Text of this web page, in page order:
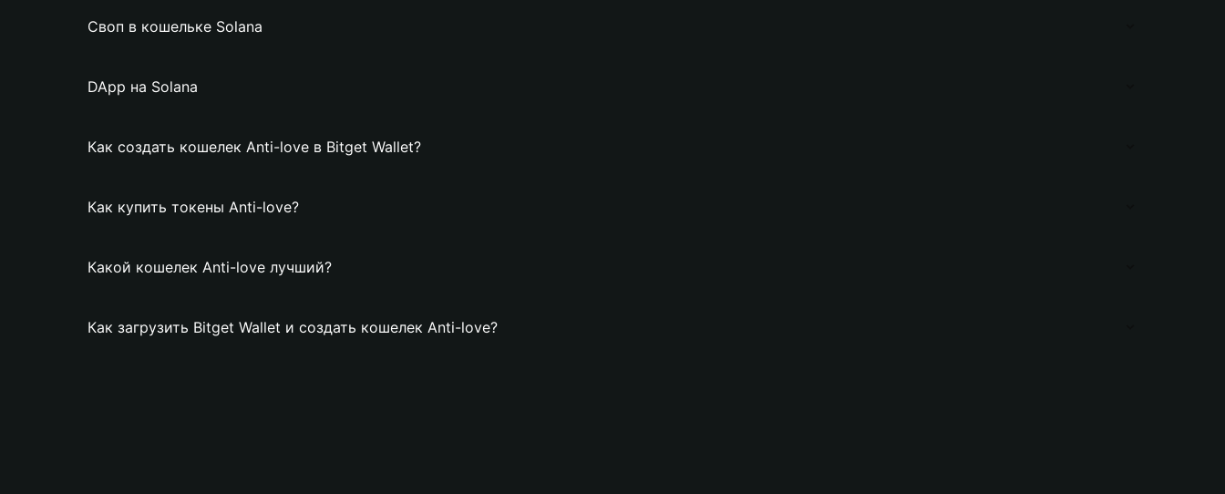
Своп в кошельке Solana
DApp на Solana
Как создать кошелек Anti-love в Bitget Wallet?
Как купить токены Anti-love?
Какой кошелек Anti-love лучший?
Как загрузить Bitget Wallet и создать кошелек Anti-love?